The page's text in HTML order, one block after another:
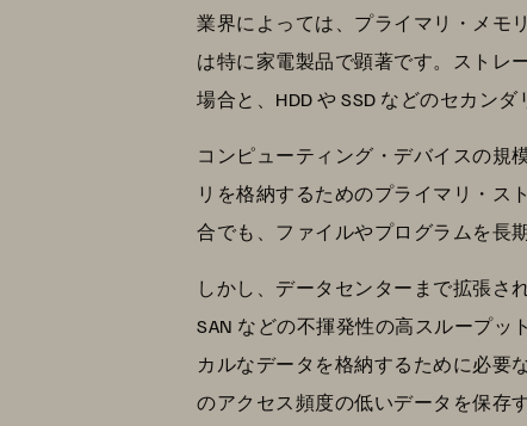
業界によっては、プライマリ・メモ
は特に家電製品で顕著です。ストレ
場合と、HDD や SSD などのセカン
コンピューティング・デバイスの規
リを格納するためのプライマリ・ス
合でも、ファイルやプログラムを長
しかし、データセンターまで拡張さ
SAN などの不揮発性の高スループ
カルなデータを格納するために必要
のアクセス頻度の低いデータを保存